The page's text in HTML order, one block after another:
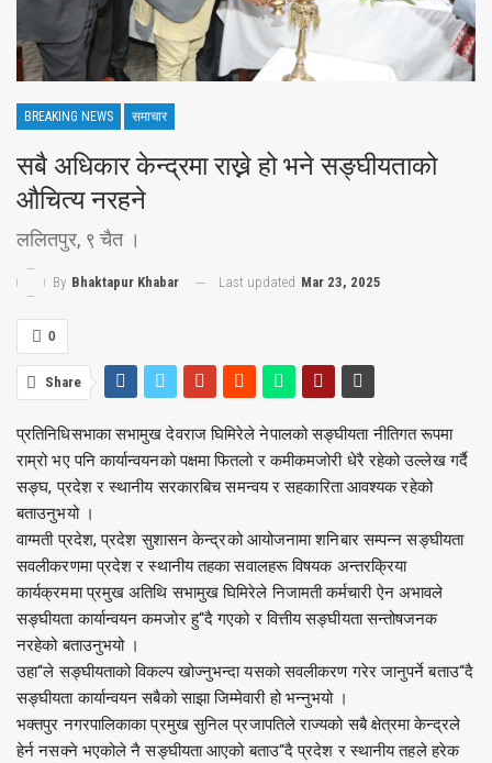
BREAKING NEWS समाचार
सबै अधिकार केन्द्रमा राख्ने हो भने सङ्घीयताको
औचित्य नरहने
ललितपुर, ९ चैत ।
By Bhaktapur Khabar Last updated Mar 23, 2025
0
Share
प्रतिनिधिसभाका सभामुख देवराज घिमिरेले नेपालको सङ्घीयता नीतिगत रूपमा
राम्रो भए पनि कार्यान्वयनको पक्षमा फितलो र कमीकमजोरी धेरै रहेको उल्लेख गर्दै
सङ्घ, प्रदेश र स्थानीय सरकारबिच समन्वय र सहकारिता आवश्यक रहेको
बताउनुभयो ।
वाग्मती प्रदेश, प्रदेश सुशासन केन्द्रको आयोजनामा शनिबार सम्पन्न सङ्घीयता
सवलीकरणमा प्रदेश र स्थानीय तहका सवालहरू विषयक अन्तरक्रिया
कार्यक्रममा प्रमुख अतिथि सभामुख घिमिरेले निजामती कर्मचारी ऐन अभावले
सङ्घीयता कार्यान्वयन कमजोर हु“दै गएको र वित्तीय सङ्घीयता सन्तोषजनक
नरहेको बताउनुभयो ।
उहा“ले सङ्घीयताको विकल्प खोज्नुभन्दा यसको सवलीकरण गरेर जानुपर्ने बताउ“दै
सङ्घीयता कार्यान्वयन सबैको साझा जिम्मेवारी हो भन्नुभयो ।
भक्तपुर नगरपालिकाका प्रमुख सुनिल प्रजापतिले राज्यको सबै क्षेत्रमा केन्द्रले
हेर्न नसक्ने भएकोले नै सङ्घीयता आएको बताउ“दै प्रदेश र स्थानीय तहले हरेक